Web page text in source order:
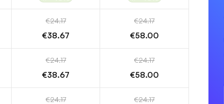
€24.17
€38.67
€24.17
€58.00
€24.17
€38.67
€24.17
€58.00
€24.17 €24.17